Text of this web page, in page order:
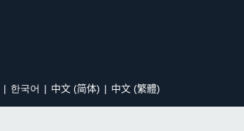
한국어 中文 (简体) 中文 (繁體)